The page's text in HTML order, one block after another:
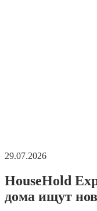
29.07.2026
HouseHold
дома ищут